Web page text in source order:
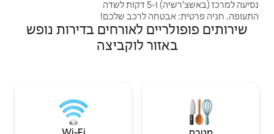
נסיעה למרכז (באשצ'רשיה) ו-5 דקות לשדה
לרכב שלכם!
מוארים
לאורחים בדירות נופש